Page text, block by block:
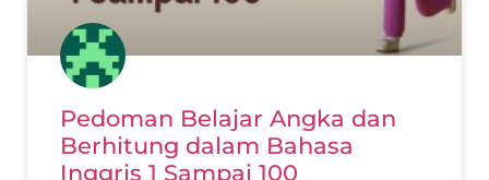
Pedoman Belajar Angka dan
Berhitung dalam Bahasa
Inggris 1 Sampai 100